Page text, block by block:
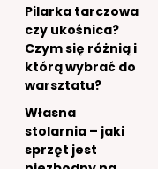
Pilarka tarczowa
czy ukośnica?
Czym się różnią i
którą wybrać do
warsztatu?
Własna
stolarnia – jaki
sprzęt jest